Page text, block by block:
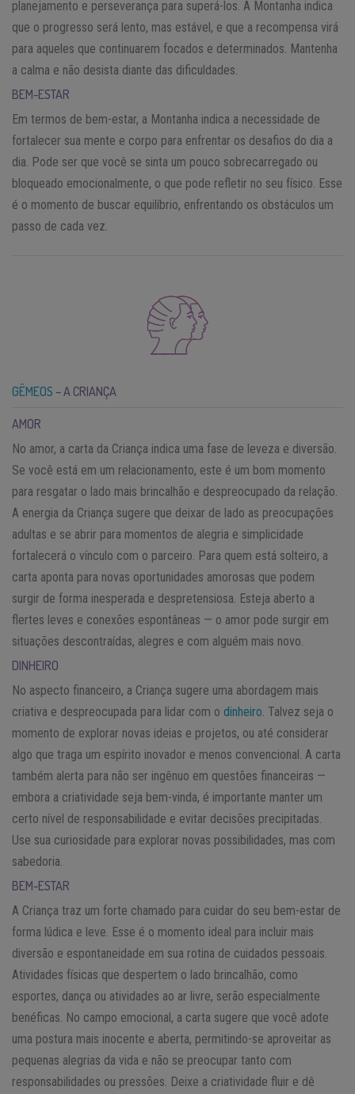
planejamento e perseverança para superá-los. A Montanha indica
que o progresso será lento, mas estável, e que a recompensa virá
para aqueles que continuarem focados e determinados. Mantenha
a calma e não desista diante das dificuldades.
BEM-ESTAR
Em termos de bem-estar, a Montanha indica a necessidade de
fortalecer sua mente e corpo para enfrentar os desafios do dia a
dia. Pode ser que você se sinta um pouco sobrecarregado ou
bloqueado emocionalmente, o que pode refletir no seu físico. Esse
é o momento de buscar equilíbrio, enfrentando os obstáculos um
passo de cada vez.
GÊMEOS – A CRIANÇA
AMOR
No amor, a carta da Criança indica uma fase de leveza e diversão.
Se você está em um relacionamento, este é um bom momento
para resgatar o lado mais brincalhão e despreocupado da relação.
A energia da Criança sugere que deixar de lado as preocupações
adultas e se abrir para momentos de alegria e simplicidade
fortalecerá o vínculo com o parceiro. Para quem está solteiro, a
carta aponta para novas oportunidades amorosas que podem
surgir de forma inesperada e despretensiosa. Esteja aberto a
flertes leves e conexões espontâneas — o amor pode surgir em
situações descontraídas, alegres e com alguém mais novo.
DINHEIRO
No aspecto financeiro, a Criança sugere uma abordagem mais
criativa e despreocupada para lidar com o dinheiro. Talvez seja o
momento de explorar novas ideias e projetos, ou até considerar
algo que traga um espírito inovador e menos convencional. A carta
também alerta para não ser ingênuo em questões financeiras —
embora a criatividade seja bem-vinda, é importante manter um
certo nível de responsabilidade e evitar decisões precipitadas.
Use sua curiosidade para explorar novas possibilidades, mas com
sabedoria.
BEM-ESTAR
A Criança traz um forte chamado para cuidar do seu bem-estar de
forma lúdica e leve. Esse é o momento ideal para incluir mais
diversão e espontaneidade em sua rotina de cuidados pessoais.
Atividades físicas que despertem o lado brincalhão, como
esportes, dança ou atividades ao ar livre, serão especialmente
benéficas. No campo emocional, a carta sugere que você adote
uma postura mais inocente e aberta, permitindo-se aproveitar as
pequenas alegrias da vida e não se preocupar tanto com
responsabilidades ou pressões. Deixe a criatividade fluir e dê